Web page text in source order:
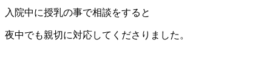
入院中に授乳の事で相談をすると
夜中でも親切に対応してくださりました。